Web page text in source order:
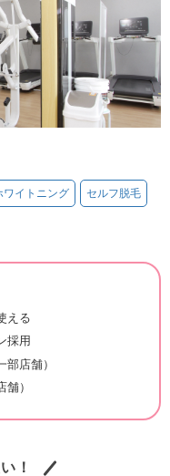
ワイトニング セルフ脱毛
える
採用
店舗）
）
！